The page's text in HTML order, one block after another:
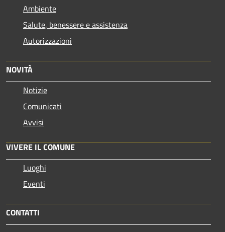
Ambiente
Salute, benessere e assistenza
Autorizzazioni
NOVITÀ
Notizie
Comunicati
Avvisi
VIVERE IL COMUNE
Luoghi
Eventi
CONTATTI